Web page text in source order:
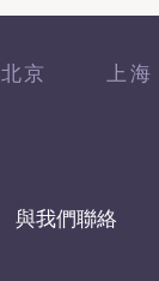
北京 上海
與我們聯絡